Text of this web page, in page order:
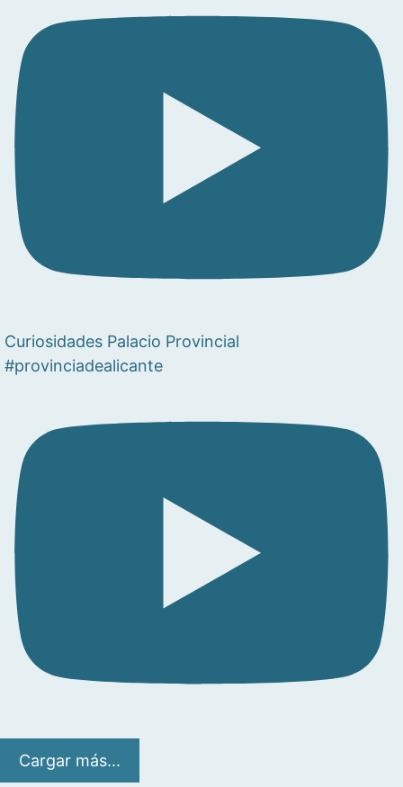
Curiosidades Palacio Provincial
#provinciadealicante
Cargar más...